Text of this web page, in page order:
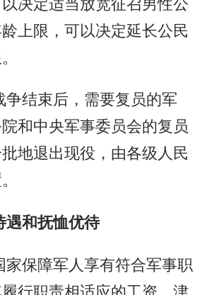
上限，可以决定延长公民
争结束后，需要复员的军
和中央军事委员会的复员
地退出现役，由各级人民
遇和抚恤优待
家保障军人享有符合军事职